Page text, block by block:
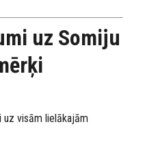
uz Somiju
uz visām lielākajām